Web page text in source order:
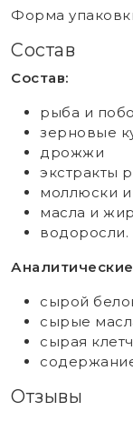
Форма
Состав
Состав:
рыба и
зерновые
дрожжи
экстракты
моллюски и
масла и
водоросли.
сырой
сырые
сырая
Отзывы